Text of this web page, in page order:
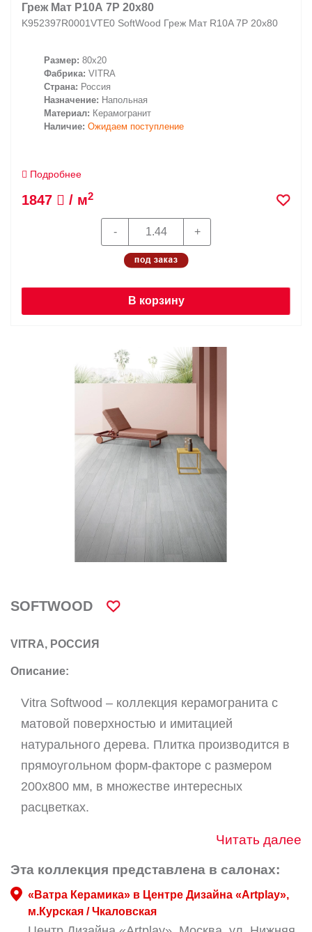
SOFTWOOD
VITRA, РОССИЯ
Описание:
Vitra Softwood – коллекция керамогранита с
матовой поверхностью и имитацией
натурального дерева. Плитка производится в
прямоугольном форм-факторе с размером
200х800 мм, в множестве интересных
расцветках.
Читать далее
Эта коллекция представлена в салонах:
«Ватра Керамика» в Центре Дизайна «Artplay»,
м.Курская / Чкаловская
Греж Мат Р10А 7Р 20х80
K952397R0001VTE0 SoftWood Греж Мат R10A 7Р 20х80
Размер: 80x20
Фабрика: VITRA
Страна: Россия
Назначение: Напольная
Материал: Керамогранит
Наличие: Ожидаем поступление
Подробнее
1847 / м2
В корзину